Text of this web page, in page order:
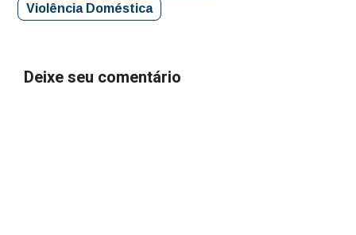
Violência Doméstica
Deixe seu comentário